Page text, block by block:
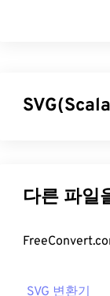
을 지원합니다.
미지 품질 저
다.
SVG 파일
SVG 변환기